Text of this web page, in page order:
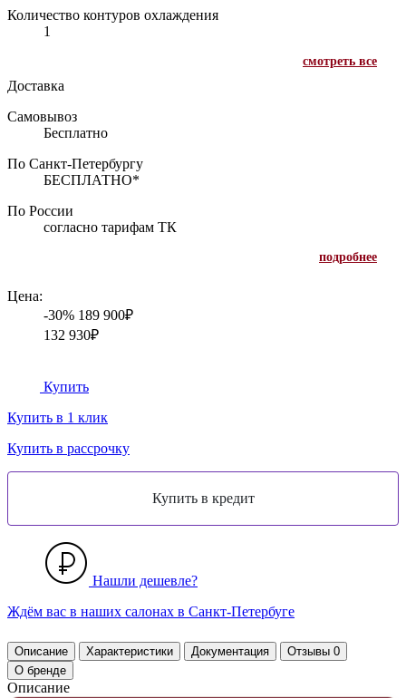
Количество контуров охлаждения
1
смотреть все
Доставка
Самовывоз
Бесплатно
По Санкт-Петербургу
БЕСПЛАТНО*
По России
согласно тарифам ТК
подробнее
Цена:
-30% 189 900₽
132 930₽
Купить
Купить в 1 клик
Купить в рассрочку
Нашли дешевле?
Ждём вас в наших салонах в Санкт-Петербуге
Описание Характеристики Документация Отзывы 0
О бренде
Описание